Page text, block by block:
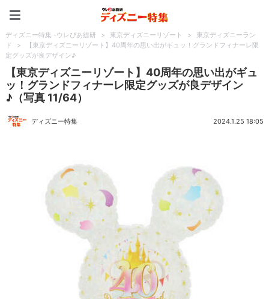
ディズニー特集 -ウレぴあ総研 > 東京ディズニーリゾート >
東京ディズニーラン
ド
>
【東京ディズニーリゾート】40周年の思い出がギュッ！グランドフィナーレ限
定グッズが良デザイン♪
【東京ディズニーリゾート】40周年の思い出がギュ
ッ！グランドフィナーレ限定グッズが良デザイン
♪（写真 11/64）
ディズニー特集 2024.1.25 18:05